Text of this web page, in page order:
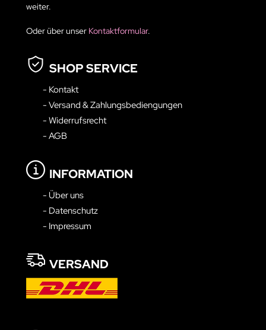
weiter.
Oder über unser Kontaktformular.
SHOP SERVICE
- Kontakt
- Versand & Zahlungsbediengungen
- Widerrufsrecht
- AGB
INFORMATION
- Über uns
- Datenschutz
- Impressum
VERSAND